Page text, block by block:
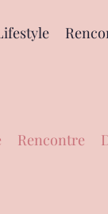
Rencontre